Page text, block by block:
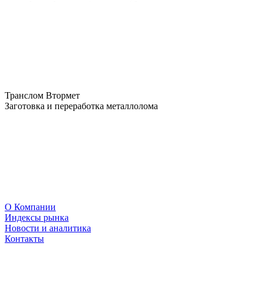
Транслом Втормет
Заготовка и переработка металлолома
О Компании
Индексы рынка
Новости и аналитика
Контакты